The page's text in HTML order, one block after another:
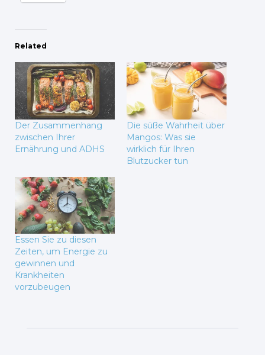
Related
Der Zusammenhang
zwischen Ihrer
Ernährung und ADHS
Die süße Wahrheit über
Mangos: Was sie
wirklich für Ihren
Blutzucker tun
Essen Sie zu diesen
Zeiten, um Energie zu
gewinnen und
Krankheiten
vorzubeugen